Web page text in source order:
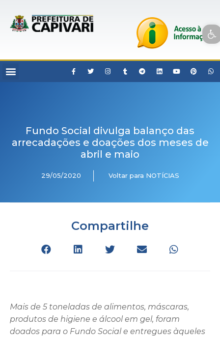
Open toolbar
Fundo Social divulga balanço das
arrecadações e doações dos meses de
abril e maio
29/05/2020 Voltar para NOTÍCIAS
Compartilhe
Mais de 5 toneladas de alimentos, máscaras,
produtos de higiene e álcool em gel, foram
doados para o Fundo Social e entregues àqueles